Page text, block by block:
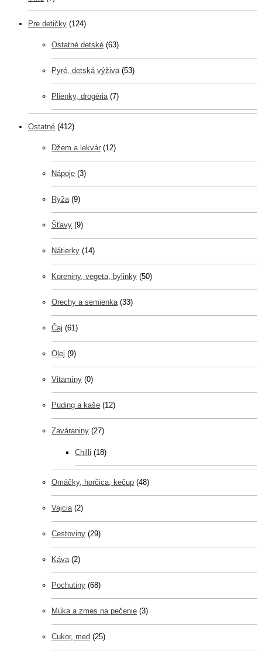
Pre detičky (124)
Ostatné detské (63)
Pyré, detská výživa (53)
Plienky, drogéria (7)
Ostatné (412)
Džem a lekvár (12)
Nápoje (3)
Ryža (9)
Šťavy (9)
Nátierky (14)
Koreniny, vegeta, bylinky (50)
Orechy a semienka (33)
Čaj (61)
Olej (9)
Vitamíny (0)
Puding a kaše (12)
Zaváraniny (27)
Chilli (18)
Omáčky, horčica, kečup (48)
Vajcia (2)
Cestoviny (29)
Káva (2)
Pochutiny (68)
Múka a zmes na pečenie (3)
Cukor, med (25)